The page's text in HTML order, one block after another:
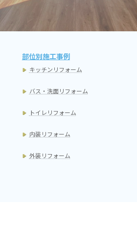
部位別施工事例
キッチンリフォーム
バス・洗面リフォーム
トイレリフォーム
内装リフォーム
外装リフォーム